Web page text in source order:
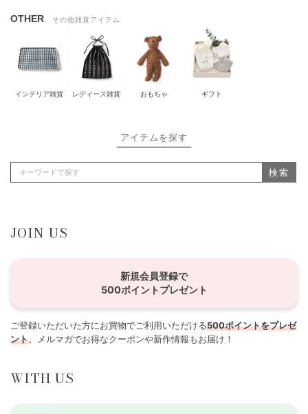
OTHER その他雑貨アイテム
インテリア雑貨 レディース雑貨 おもちゃ ギフト
アイテムを探す
検索
JOIN US
新規会員登録で
500ポイントプレゼント
ご登録いただいた方にお買物でご利用いただける500ポイントをプレゼ
ント。メルマガでお得なクーポンや新作情報もお届け！
WITH US